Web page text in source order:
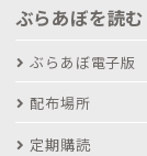
ぶらあぼを読む
ぶらあぼ電子版
配布場所
定期購読